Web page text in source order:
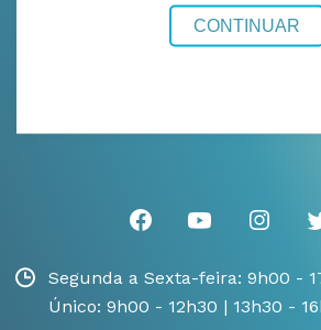
Segunda a Sexta-feira: 9h00 -
Único: 9h00 - 12h30 | 13h30 -